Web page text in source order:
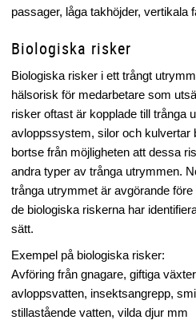
passager, låga takhöjder, vertikala
Biologiska risker
Biologiska risker i ett trångt
hälsorisk för medarbetare som
risker oftast är kopplade till trånga
avloppssystem, silor och kulvertar
bortse från möjligheten att dessa
andra typer av trånga utrymmen.
trånga utrymmet är avgörande
de biologiska riskerna har
sätt.
Exempel på biologiska risker:
Avföring från gnagare, giftiga
avloppsvatten, insektsangrepp,
stillastående vatten, vilda djur mm